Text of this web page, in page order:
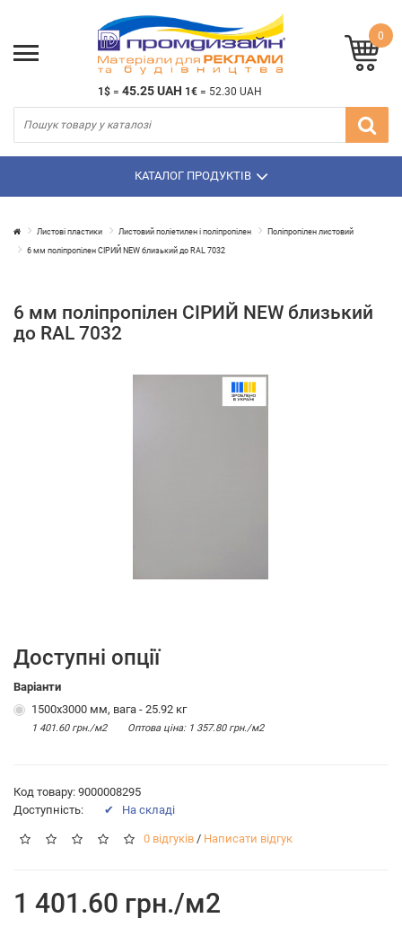
1$ = 45.25 UAH 1€ = 52.30 UAH
0
КАТАЛОГ ПРОДУКТІВ
Листові пластики Листовий поліетилен і поліпропілен Поліпропілен листовий
6 мм поліпропілен СІРИЙ NEW близький до RAL 7032
6 мм поліпропілен СІРИЙ NEW близький
до RAL 7032
Доступні опції
Варіанти
1500х3000 мм, вага - 25.92 кг
1 401.60 грн./м2 Оптова цiна: 1 357.80 грн./м2
Код товару: 9000008295
Доступність:
✔ На складі
0 відгуків / Написати відгук
1 401.60 грн./м2